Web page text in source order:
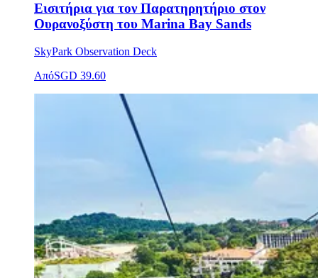
Εισιτήρια για τον Παρατηρητήριο στον
Ουρανοξύστη του Marina Bay Sands
SkyPark Observation Deck
ΑπόSGD 39.60